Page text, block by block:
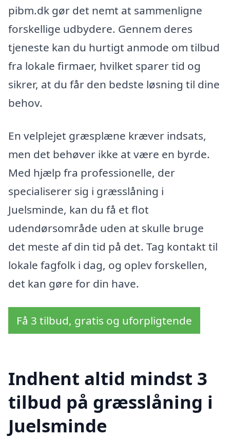
pibm.dk gør det nemt at sammenligne
forskellige udbydere. Gennem deres
tjeneste kan du hurtigt anmode om tilbud
fra lokale firmaer, hvilket sparer tid og
sikrer, at du får den bedste løsning til dine
behov.
En velplejet græsplæne kræver indsats,
men det behøver ikke at være en byrde.
Med hjælp fra professionelle, der
specialiserer sig i græsslåning i
Juelsminde, kan du få et flot
udendørsområde uden at skulle bruge
det meste af din tid på det. Tag kontakt til
lokale fagfolk i dag, og oplev forskellen,
det kan gøre for din have.
Få 3 tilbud, gratis og uforpligtende
Indhent altid mindst 3
tilbud på græsslåning i
Juelsminde